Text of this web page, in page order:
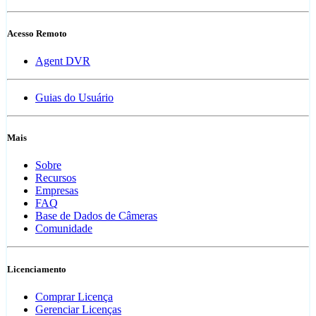
Acesso Remoto
Agent DVR
Guias do Usuário
Mais
Sobre
Recursos
Empresas
FAQ
Base de Dados de Câmeras
Comunidade
Licenciamento
Comprar Licença
Gerenciar Licenças